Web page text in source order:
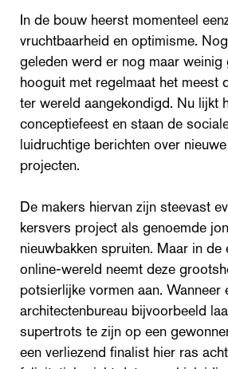
In de bouw heerst momenteel
vruchtbaarheid en optimisme.
geleden werd er nog maar
hooguit met regelmaat het meest
ter wereld aangekondigd. Nu lijkt
conceptiefeest en staan de
luidruchtige berichten over
projecten.
De makers hiervan zijn steevast
kersvers project als genoemde
nieuwbakken spruiten. Maar in de
online-wereld neemt deze
potsierlijke vormen aan. Wanneer
architectenbureau bijvoorbeeld
supertrots te zijn op een
een verliezend finalist hier ras